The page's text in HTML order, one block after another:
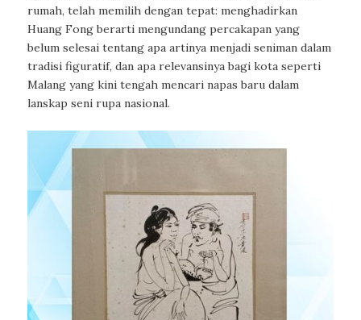
rumah, telah memilih dengan tepat: menghadirkan
Huang Fong berarti mengundang percakapan yang
belum selesai tentang apa artinya menjadi seniman dalam
tradisi figuratif, dan apa relevansinya bagi kota seperti
Malang yang kini tengah mencari napas baru dalam
lanskap seni rupa nasional.